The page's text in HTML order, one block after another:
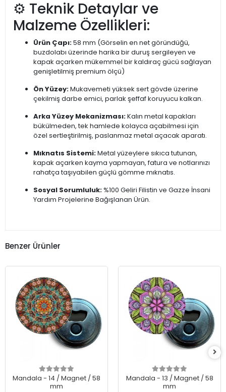
⚙️ Teknik Detaylar ve
Malzeme Özellikleri:
Ürün Çapı:58 mm (Görselin en net göründüğü,
buzdolabı üzerinde harika bir duruş sergileyen ve
kapak açarken mükemmel bir kaldıraç gücü sağlayan
genişletilmiş premium ölçü)
Ön Yüzey:Mukavemeti yüksek sert gövde üzerine
çekilmiş darbe emici, parlak şeffaf koruyucu kalkan.
Arka Yüzey Mekanizması:Kalın metal kapakları
bükülmeden, tek hamlede kolayca açabilmesi için
özel sertleştirilmiş, paslanmaz metal açacak aparatı.
Mıknatıs Sistemi:Metal yüzeylere sıkıca tutunan,
kapak açarken kayma yapmayan, fatura ve notlarınızı
rahatça taşıyabilen güçlü gömme mıknatıs.
Sosyal Sorumluluk: %100 Geliri Filistin ve Gazze İnsani
Yardım Projelerine Bağışlanan Ürün.
Benzer Ürünler
Mandala - 14 / Magnet / 58
mm
Mandala - 13 / Magnet / 58
mm